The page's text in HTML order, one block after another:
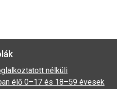
nélküli
élő 0–17 és 18–59 évesek